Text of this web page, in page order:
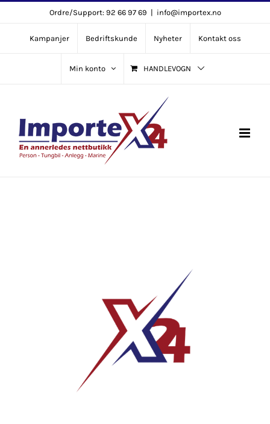
content
Ordre/Support: 92 66 97 69 | info@importex.no
Kampanjer Bedriftskunde Nyheter Kontakt oss
Min konto HANDLEVOGN